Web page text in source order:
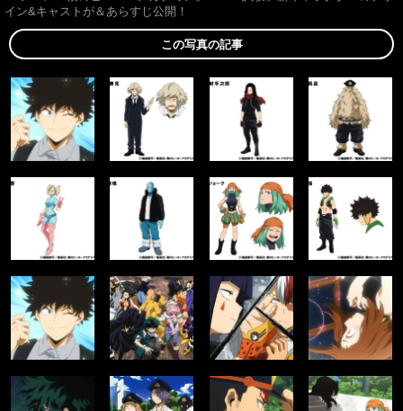
イン&キャストが＆あらすじ公開！
この写真の記事